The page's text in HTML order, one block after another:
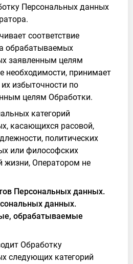
Персональных данных
соответствие
обрабатываемых
заявленным целям
необходимости, принимает
избыточности по
целям Обработки.
категорий
касающихся расовой,
политических
или философских
жизни, Оператором не
Персональных данных.
данных.
обрабатываемые
Обработку
следующих категорий